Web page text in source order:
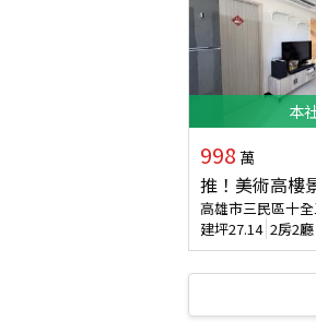
本
998 萬
推！美術高樓
高雄市三民區十
建坪27.14 2房2廳